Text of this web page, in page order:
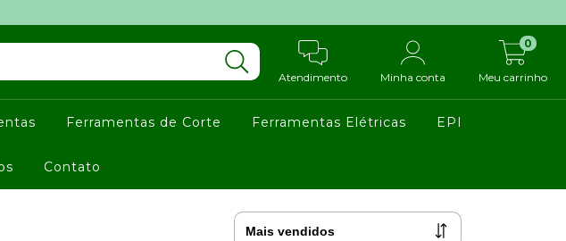
Atendimento Minha conta Meu carrinho
0
Ferramentas de Corte Ferramentas Elétricas EPI
Contato